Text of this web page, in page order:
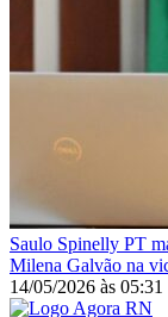
Saulo Spinelly PT
Milena Galvão na
14/05/2026 às 05:31